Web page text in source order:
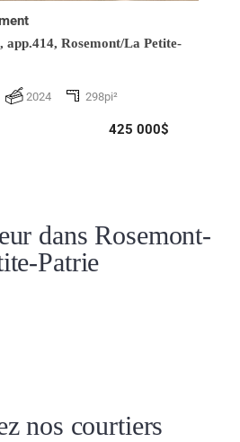
app.414, Rosemont/La Petite-
2024 298pi²
425 000$
dans Rosemont-
Patrie
nos courtiers